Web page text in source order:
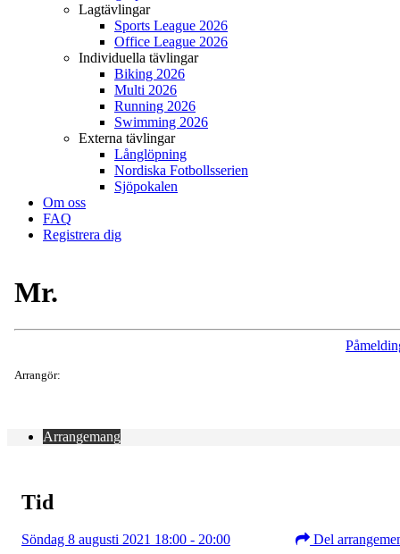
Lagtävlingar
Sports League 2026
Office League 2026
Individuella tävlingar
Biking 2026
Multi 2026
Running 2026
Swimming 2026
Externa tävlingar
Långlöpning
Nordiska Fotbollsserien
Sjöpokalen
Om oss
FAQ
Registrera dig
Mr.
Arrangör:
Arrangemang
Tid
Söndag 8 augusti 2021 18:00 - 20:00 Del